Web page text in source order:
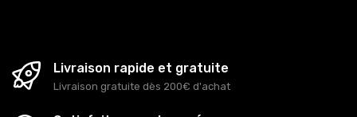
Livraison rapide et gratuite
Livraison gratuite dès 200€ d'achat